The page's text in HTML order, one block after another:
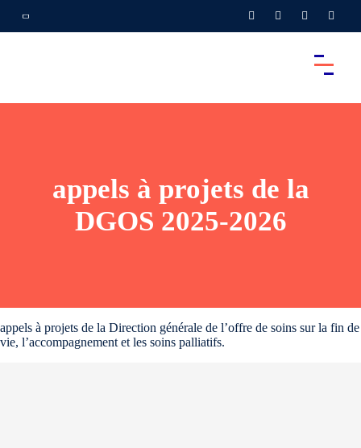
appels à projets de la
DGOS 2025-2026
appels à projets de la Direction générale de l’offre de soins sur la fin de
vie, l’accompagnement et les soins palliatifs.